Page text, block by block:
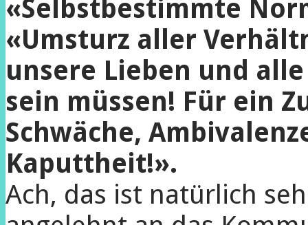
«Selbstbestimmte
«Umsturz aller
unsere Lieben und
sein müssen! Für ein
Schwäche,
Kaputtheit!».
Ach, das ist natürlich